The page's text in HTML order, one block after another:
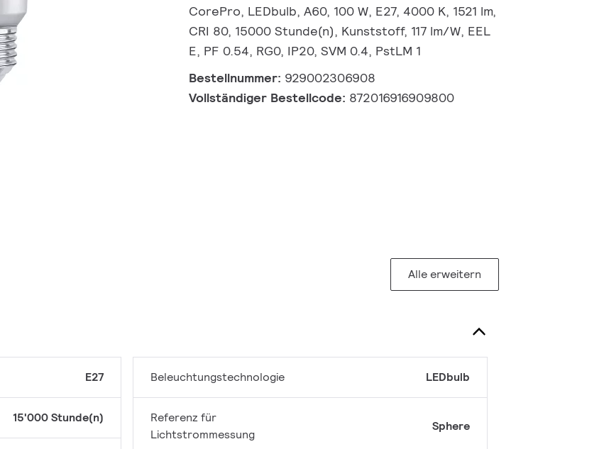
CorePro, LEDbulb, A60, 100 W, E27, 4000 K, 1521 lm,
CRI 80, 15000 Stunde(n), Kunststoff, 117 lm/W, EEL
E, PF 0.54, RG0, IP20, SVM 0.4, PstLM 1
Bestellnummer: 929002306908
Vollständiger Bestellcode: 872016916909800
Alle erweitern
E27
15'000 Stunde(n)
Beleuchtungstechnologie LEDbulb
Referenz für
Lichtstrommessung
Sphere